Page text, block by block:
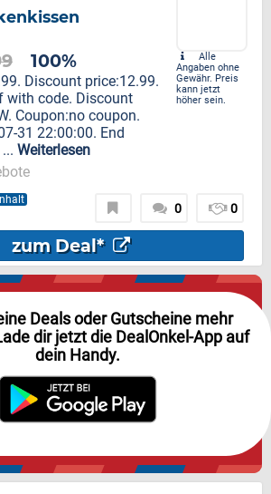
100%
Discount price:12.99.
with code. Discount
Coupon:no coupon.
31 22:00:00. End
Weiterlesen
Alle
Angaben ohne
Gewähr. Preis
kann jetzt
höher sein.
0 0
zum Deal*
Deals oder Gutscheine mehr
dir jetzt die DealOnkel-App auf
dein Handy.